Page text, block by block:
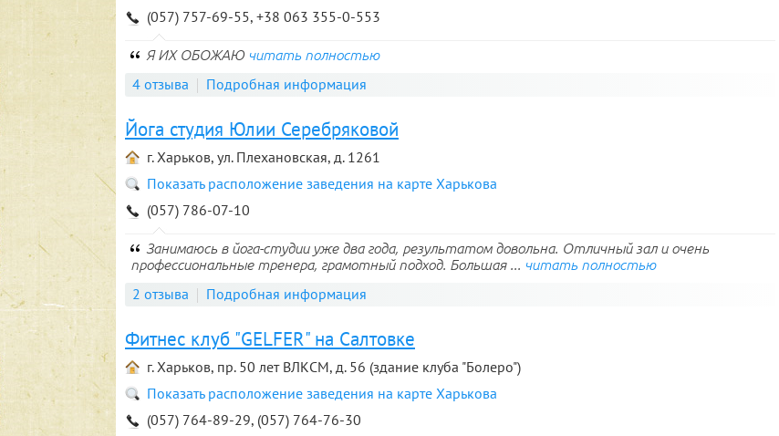
(057) 757-69-55, +38 063 355-0-553
Я ИХ ОБОЖАЮ читать полностью
4 отзыва Подробная информация
Йога студия Юлии Серебряковой
г. Харьков, ул. Плехановская, д. 1261
Показать расположение заведения на карте Харькова
(057) 786-07-10
Занимаюсь в йога-студии уже два года, результатом довольна. Отличный зал и очень
профессиональные тренера, грамотный подход. Большая ... читать полностью
2 отзыва Подробная информация
Фитнес клуб "GELFER" на Салтовке
г. Харьков, пр. 50 лет ВЛКСМ, д. 56 (здание клуба "Болеро")
Показать расположение заведения на карте Харькова
(057) 764-89-29, (057) 764-76-30